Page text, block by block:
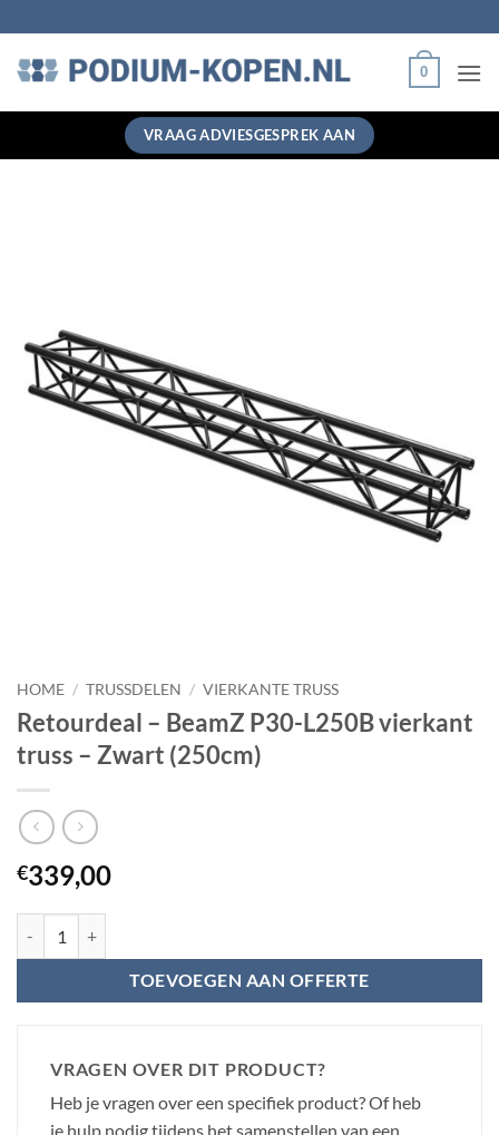
naar
inhoud
0
VRAAG ADVIESGESPREK AAN
HOME / TRUSSDELEN / VIERKANTE TRUSS
Retourdeal – BeamZ P30-L250B vierkant
truss – Zwart (250cm)
€339,00
TOEVOEGEN AAN OFFERTE
VRAGEN OVER DIT PRODUCT?
Heb je vragen over een specifiek product? Of heb
je hulp nodig tijdens het samenstellen van een